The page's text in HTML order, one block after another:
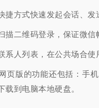
捷方式快速发起会话、发
描二维码登录，保证微信
系人列表，在公共场合使
页版的功能还包括：手
载到电脑本地硬盘。